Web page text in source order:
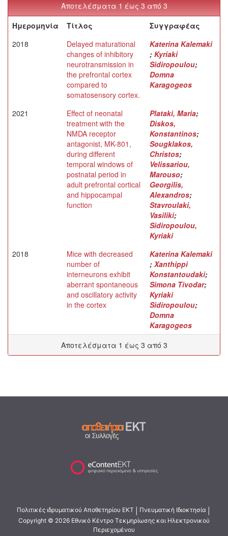
Αποτελέσματα 1 έως 3 από 3
Ημερομηνία
Τίτλος
Συγγραφέας
2018
Delayed maturational
changes of inhibitory
neurotransmission in
the prefrontal cortex
compared to
somatosensory cortex.
Katerina Kalemaki
; Kyriaki
Sidiropoulou;
Domna
Karagogeos
2021
Effect of neonatal
treatment with the
NMDA receptor
antagonist, MK-801,
during different
temporal windows of
postnatal period in
adult prefrontal cortical
and hippocampal
function
Plataki, Maria;
Diskos,
Konstantinos;
Sougklakos,
Christos;
Velissariou,
Marouso;
Georgilis,
Alexandros;
Stavroulaki,
Vasiliki;
Sidiropoulou,
Kyriaki
2018
Mice with decreased
number of
interneurons exhibit
aberrant spontaneous
and oscillatory activity
in the cortex
Katerina Kalemaki
; Xanthippi
Konstantoudaki;
Simona Tivodar;
Kyriaki
Sidiropoulou;
Domna
Karagogeos
Αποτελέσματα 1 έως 3 από 3